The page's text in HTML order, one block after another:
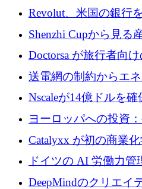
ユーロを超える 70 以
Revolut、米国の銀行
国の社長が語る
Shenzhi Cupから見る
産業実装への道筋
Doctorsa が旅行者向
ラットフォームを拡
ロを調達
送電網の制約からエ
Envision の Gobi X が
Nscaleが14億ドルを
億1,100万ユーロを獲
ヨーロッパへの投資
が過去2番目に高い水
Catalyxx が初の商業
から 2,000 万ユーロ
ドイツの AI 労働力管
がプレシードで 220
DeepMindのクリエイ